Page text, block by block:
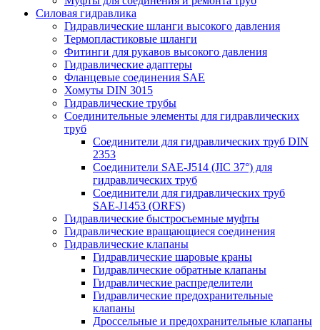
Силовая гидравлика
Гидравлические шланги высокого давления
Термопластиковые шланги
Фитинги для рукавов высокого давления
Гидравлические адаптеры
Фланцевые соединения SAE
Хомуты DIN 3015
Гидравлические трубы
Соединительные элементы для гидравлических
труб
Соединители для гидравлических труб DIN
2353
Соединители SAE-J514 (JIC 37°) для
гидравлических труб
Соединители для гидравлических труб
SAE-J1453 (ORFS)
Гидравлические быстросъемные муфты
Гидравлические вращающиеся соединения
Гидравлические клапаны
Гидравлические шаровые краны
Гидравлические обратные клапаны
Гидравлические распределители
Гидравлические предохранительные
клапаны
Дроссельные и предохранительные клапаны